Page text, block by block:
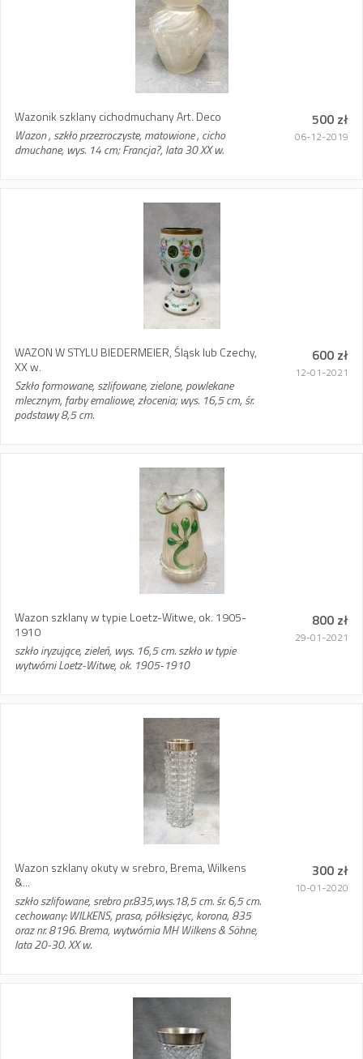
Wazonik szklany cichodmuchany Art. Deco
Wazon , szkło przezroczyste, matowione , cicho
dmuchane, wys. 14 cm; Francja?, lata 30 XX w.
500 zł
06-12-2019
WAZON W STYLU BIEDERMEIER, Śląsk lub Czechy,
XX w.
Szkło formowane, szlifowane, zielone, powlekane
mlecznym, farby emaliowe, złocenia; wys. 16,5 cm, śr.
podstawy 8,5 cm.
600 zł
12-01-2021
Wazon szklany w typie Loetz-Witwe, ok. 1905-
1910
szkło iryzujące, zieleń, wys. 16,5 cm. szkło w typie
wytwórni Loetz-Witwe, ok. 1905-1910
800 zł
29-01-2021
Wazon szklany okuty w srebro, Brema, Wilkens
&...
szkło szlifowane, srebro pr.835,wys.18,5 cm. śr. 6,5 cm.
cechowany: WILKENS, prasa, półksiężyc, korona, 835
oraz nr. 8196. Brema, wytwórnia MH Wilkens & Söhne,
lata 20-30. XX w.
300 zł
10-01-2020